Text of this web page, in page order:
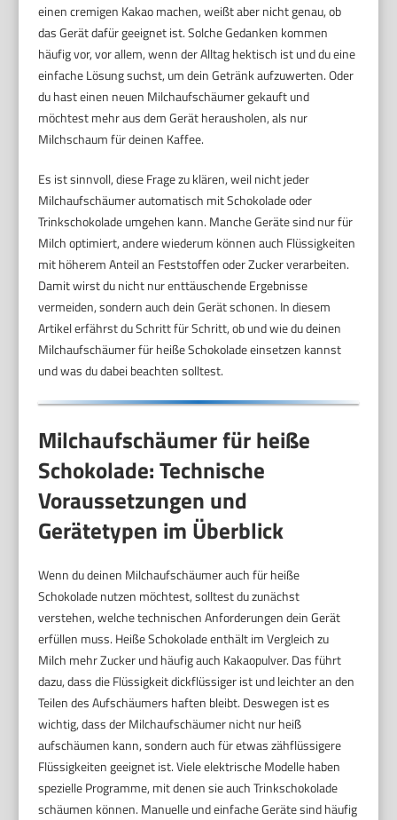
einen cremigen Kakao machen, weißt aber nicht genau, ob
das Gerät dafür geeignet ist. Solche Gedanken kommen
häufig vor, vor allem, wenn der Alltag hektisch ist und du eine
einfache Lösung suchst, um dein Getränk aufzuwerten. Oder
du hast einen neuen Milchaufschäumer gekauft und
möchtest mehr aus dem Gerät herausholen, als nur
Milchschaum für deinen Kaffee.
Es ist sinnvoll, diese Frage zu klären, weil nicht jeder
Milchaufschäumer automatisch mit Schokolade oder
Trinkschokolade umgehen kann. Manche Geräte sind nur für
Milch optimiert, andere wiederum können auch Flüssigkeiten
mit höherem Anteil an Feststoffen oder Zucker verarbeiten.
Damit wirst du nicht nur enttäuschende Ergebnisse
vermeiden, sondern auch dein Gerät schonen. In diesem
Artikel erfährst du Schritt für Schritt, ob und wie du deinen
Milchaufschäumer für heiße Schokolade einsetzen kannst
und was du dabei beachten solltest.
Milchaufschäumer für heiße
Schokolade: Technische
Voraussetzungen und
Gerätetypen im Überblick
Wenn du deinen Milchaufschäumer auch für heiße
Schokolade nutzen möchtest, solltest du zunächst
verstehen, welche technischen Anforderungen dein Gerät
erfüllen muss. Heiße Schokolade enthält im Vergleich zu
Milch mehr Zucker und häufig auch Kakaopulver. Das führt
dazu, dass die Flüssigkeit dickflüssiger ist und leichter an den
Teilen des Aufschäumers haften bleibt. Deswegen ist es
wichtig, dass der Milchaufschäumer nicht nur heiß
aufschäumen kann, sondern auch für etwas zähflüssigere
Flüssigkeiten geeignet ist. Viele elektrische Modelle haben
spezielle Programme, mit denen sie auch Trinkschokolade
schäumen können. Manuelle und einfache Geräte sind häufig